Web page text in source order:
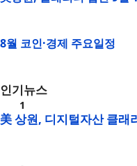
8월 코인·경제 주요일정
인기뉴스
美 상원, 디지털자산 클래